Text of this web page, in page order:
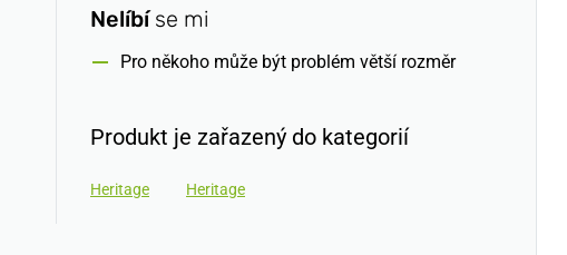
Nelíbíse mi
Pro někoho může být problém větší rozměr
Produkt je zařazený do kategorií
Heritage Heritage